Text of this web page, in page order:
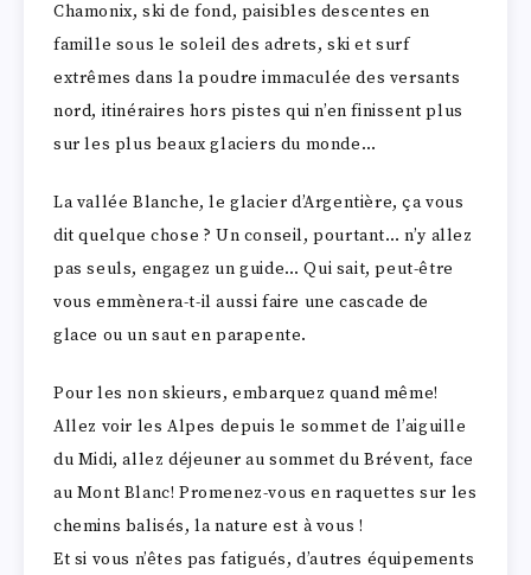
Chamonix, ski de fond, paisibles descentes en
famille sous le soleil des adrets, ski et surf
extrêmes dans la poudre immaculée des versants
nord, itinéraires hors pistes qui n’en finissent plus
sur les plus beaux glaciers du monde…
La vallée Blanche, le glacier d’Argentière, ça vous
dit quelque chose ? Un conseil, pourtant… n’y allez
pas seuls, engagez un guide… Qui sait, peut-être
vous emmènera-t-il aussi faire une cascade de
glace ou un saut en parapente.
Pour les non skieurs, embarquez quand même!
Allez voir les Alpes depuis le sommet de l’aiguille
du Midi, allez déjeuner au sommet du Brévent, face
au Mont Blanc! Promenez-vous en raquettes sur les
chemins balisés, la nature est à vous !
Et si vous n’êtes pas fatigués, d’autres équipements